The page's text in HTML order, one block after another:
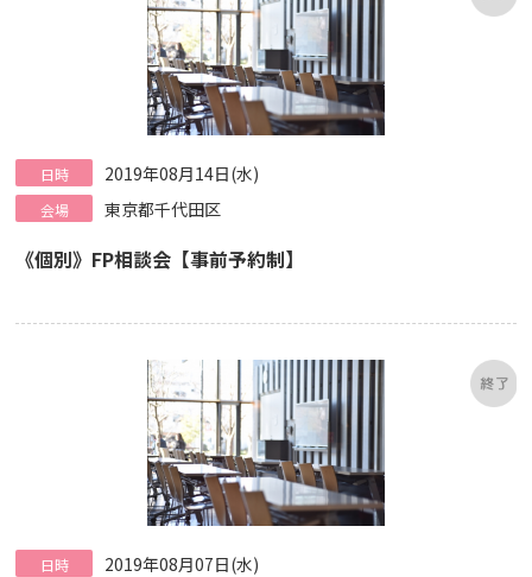
日時 2019年08月14日(水)
会場 東京都千代田区
《個別》FP相談会【事前予約制】
日時 2019年08月07日(水)